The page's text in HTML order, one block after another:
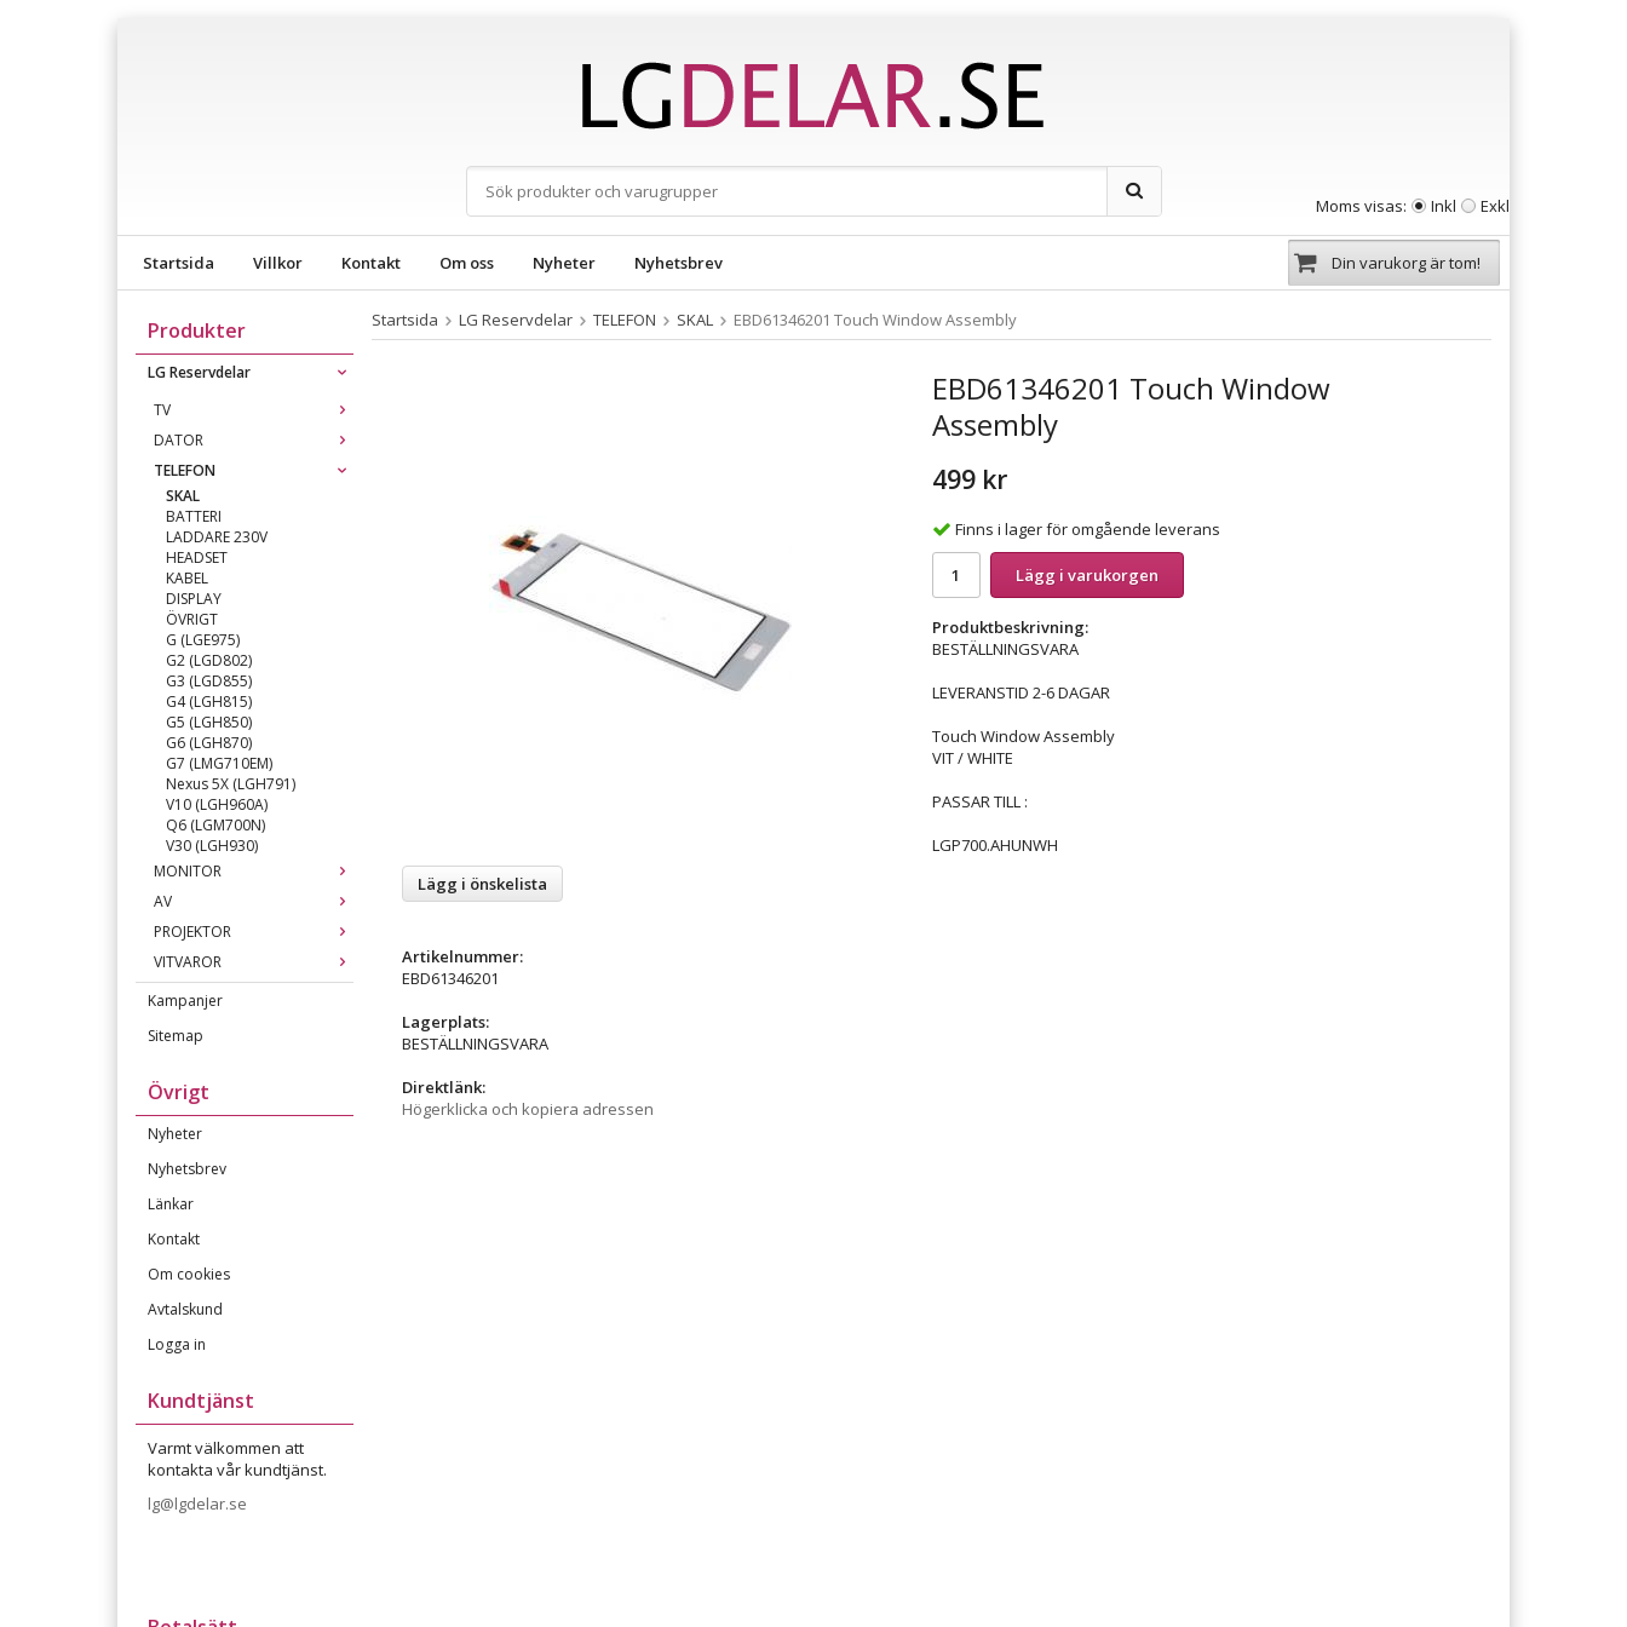
Moms visas: Inkl Exkl
Startsida Villkor Kontakt Om oss Nyheter Nyhetsbrev Din varukorg är tom!
Produkter
LG Reservdelar
TV
DATOR
TELEFON
SKAL
BATTERI
LADDARE 230V
HEADSET
KABEL
DISPLAY
ÖVRIGT
G (LGE975)
G2 (LGD802)
G3 (LGD855)
G4 (LGH815)
G5 (LGH850)
G6 (LGH870)
G7 (LMG710EM)
Nexus 5X (LGH791)
V10 (LGH960A)
Q6 (LGM700N)
V30 (LGH930)
MONITOR
AV
PROJEKTOR
VITVAROR
Kampanjer
Sitemap
Övrigt
Nyheter
Nyhetsbrev
Länkar
Kontakt
Om cookies
Avtalskund
Logga in
Kundtjänst
Varmt välkommen att
kontakta vår kundtjänst.
lg@lgdelar.se
Startsida LG Reservdelar TELEFON SKAL EBD61346201 Touch Window Assembly
EBD61346201 Touch Window
Assembly
499 kr
Finns i lager för omgående leverans
Lägg i varukorgen
Produktbeskrivning:
BESTÄLLNINGSVARA
LEVERANSTID 2-6 DAGAR
Touch Window Assembly
VIT / WHITE
PASSAR TILL :
LGP700.AHUNWH
Lägg i önskelista
Artikelnummer:
EBD61346201
Lagerplats:
BESTÄLLNINGSVARA
Direktlänk:
Högerklicka och kopiera adressen